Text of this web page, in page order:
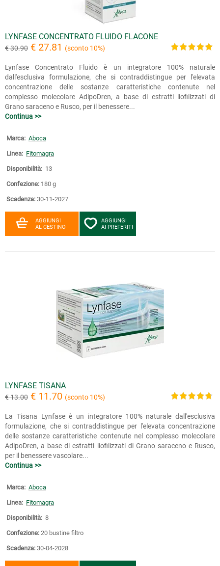
LYNFASE CONCENTRATO FLUIDO FLACONE
€ 30.90 € 27.81 (sconto 10%)
Lynfase Concentrato Fluido è un integratore 100% naturale
dall'esclusiva formulazione, che si contraddistingue per l'elevata
concentrazione delle sostanze caratteristiche contenute nel
complesso molecolare AdipoDren, a base di estratti liofilizzati di
Grano saraceno e Rusco, per il benessere...
Continua >>
Marca: Aboca
Linea: Fitomagra
Disponibilità: 13
Confezione: 180 g
Scadenza: 30-11-2027
AGGIUNGI
AL CESTINO
AGGIUNGI
AI PREFERITI
LYNFASE TISANA
€ 13.00 € 11.70 (sconto 10%)
La Tisana Lynfase è un integratore 100% naturale dall'esclusiva
formulazione, che si contraddistingue per l'elevata concentrazione
delle sostanze caratteristiche contenute nel complesso molecolare
AdipoDren, a base di estratti liofilizzati di Grano saraceno e Rusco,
per il benessere vascolare...
Continua >>
Marca: Aboca
Linea: Fitomagra
Disponibilità: 8
Confezione: 20 bustine filtro
Scadenza: 30-04-2028